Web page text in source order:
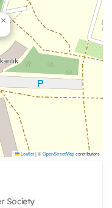
×
Leaflet|©OpenStreetMapcontributors
Society